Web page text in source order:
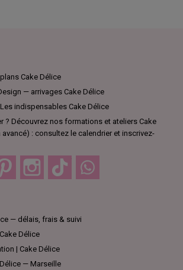
Cake Délice
— arrivages Cake Délice
indispensables Cake Délice
? Découvrez nos formations et ateliers Cake
: consultez le calendrier et inscrivez-
Pinterest Instagram TikTok
— délais, frais & suivi
Délice
| Cake Délice
— Marseille